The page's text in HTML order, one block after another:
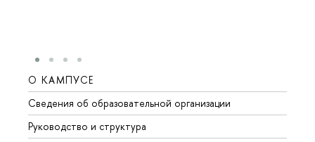
О КАМПУСЕ
Сведения об образовательной организации
Руководство и структура